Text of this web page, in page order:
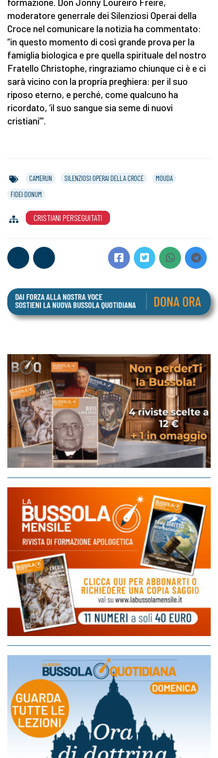
formazione. Don Jonny Loureiro Freire,
moderatore generrale dei Silenziosi Operai della
Croce nel comunicare la notizia ha commentato:
“in questo momento di così grande prova per la
famiglia biologica e pre quella spirituale del nostro
Fratello Christophe, ringraziamo chiunque ci è e ci
sarà vicino con la propria preghiera: per il suo
riposo eterno, e perché, come qualcuno ha
ricordato, ‘il suo sangue sia seme di nuovi
cristiani’”.
CAMERUN SILENZIOSI OPERAI DELLA CROCE
MOUDA
FIDEI DONUM
CRISTIANI PERSEGUITATI